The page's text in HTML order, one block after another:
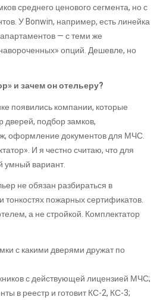
среднего ценового сегмента, но с
У Bonwin, например, есть линейка
— с теми же
опций. Дешевле, но
и зачем он отельеру?
появились компании, которые
дверей, подбор замков,
оформление документов для МЧС.
И я честно считаю, что для
умный вариант.
не обязан разбираться в
тонкостях пожарных сертификатов.
а не стройкой. Комплектатор
с какими дверями дружат по
с действующей лицензией МЧС;
в реестр и готовит КС-2, КС-3;